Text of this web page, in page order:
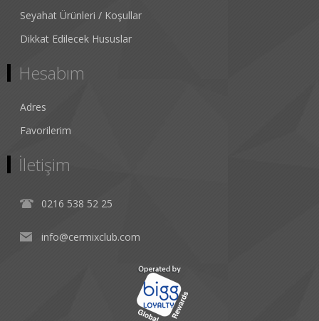
Seyahat Ürünleri / Koşullar
Dikkat Edilecek Hususlar
Hesabım
Adres
Favorilerim
İletişim
0216 538 52 25
info@cermixclub.com